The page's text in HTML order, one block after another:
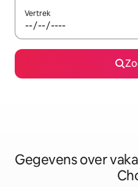
Vertrek
Gegevens over